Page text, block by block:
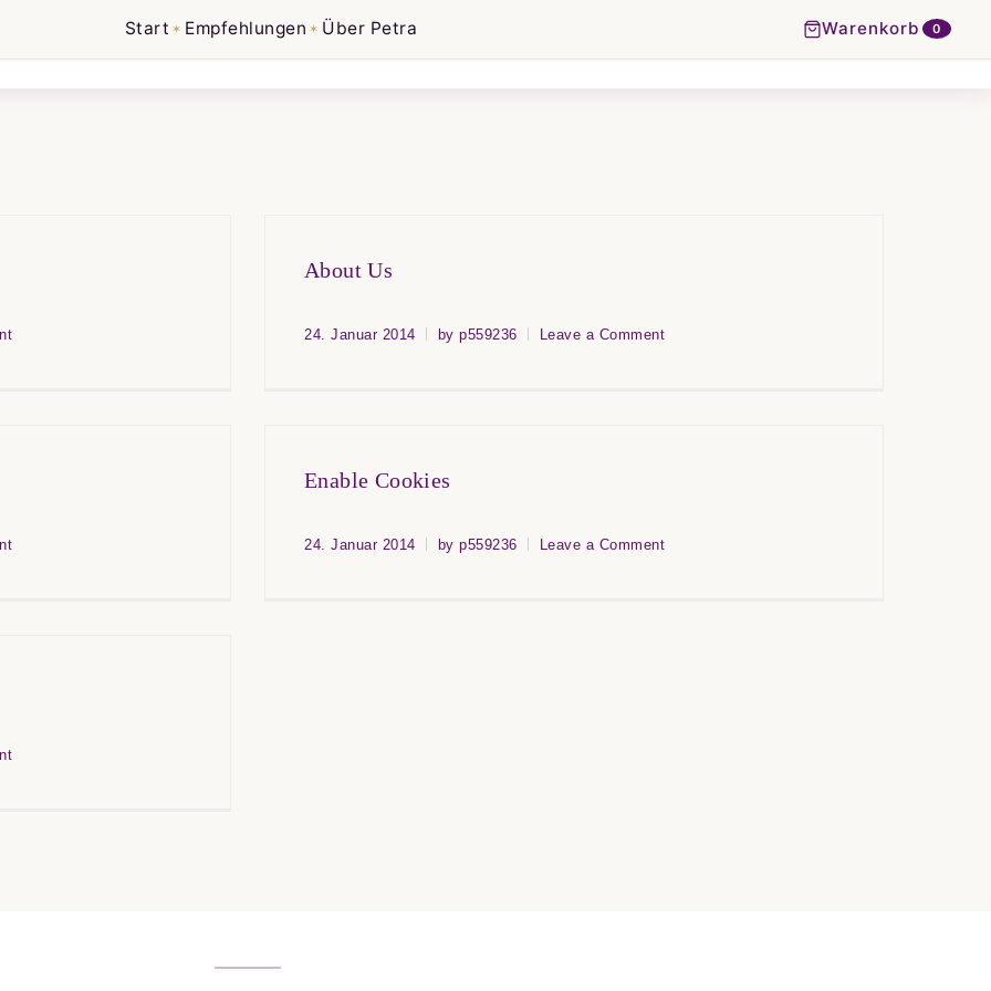
About Us
24. Januar 2014 by p559236 Leave a Comment
Enable Cookies
24. Januar 2014 by p559236 Leave a Comment
Start ✶ Empfehlungen ✶ Über Petra Warenkorb 0